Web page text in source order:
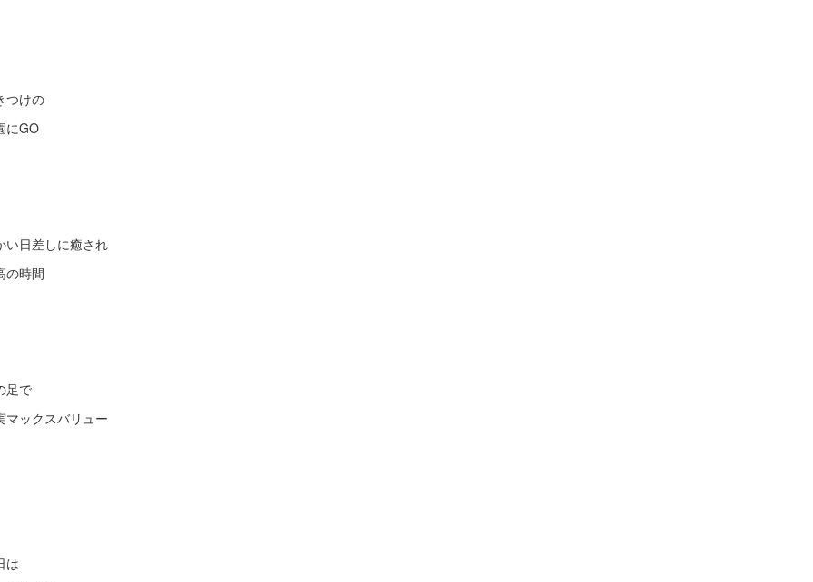
つけの
にGO
い日差しに癒され
の時間
足で
マックスバリュー
は